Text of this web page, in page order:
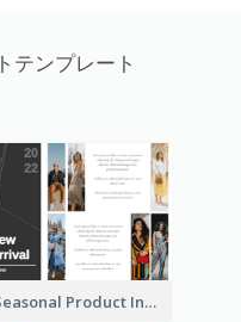
テンプレート
Seasonal Product Informational Tri Fold Brochure